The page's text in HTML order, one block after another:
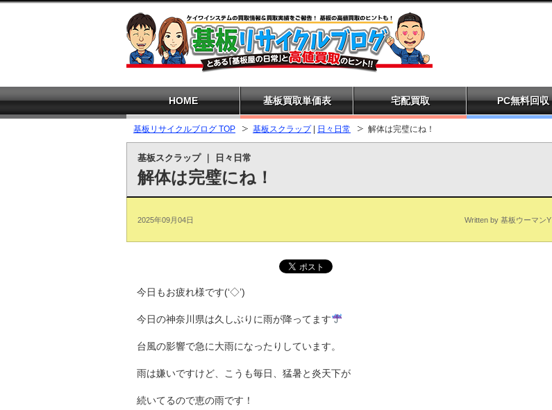
基板リサイクルブログ TOP 基板スクラップ| 日々日常 解体は完璧にね！
基板スクラップ｜ 日々日常
解体は完璧にね！
2025年09月04日 Written by 基板ウーマンY
今日もお疲れ様です(‘◇’)ゞ
今日の神奈川県は久しぶりに雨が降ってます
台風の影響で急に大雨になったりしています。
雨は嫌いですけど、こうも毎日、猛暑と炎天下が
続いてるので恵の雨です！
HOME 基板買取単価表 宅配買取 PC無料回収